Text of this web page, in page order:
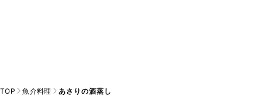
TOP 魚介料理 あさりの酒蒸し